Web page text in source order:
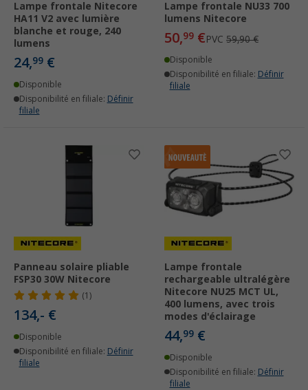
Lampe frontale Nitecore
HA11 V2 avec lumière
blanche et rouge, 240
lumens
24,99 €
Disponible
Disponibilité en filiale: Définir
filiale
Lampe frontale NU33 700
lumens Nitecore
50,99 €PVC 59,90 €
Disponible
Disponibilité en filiale: Définir
filiale
Panneau solaire pliable
FSP30 30W Nitecore
(1)
134,- €
Disponible
Disponibilité en filiale: Définir
filiale
Lampe frontale
rechargeable ultralégère
Nitecore NU25 MCT UL,
400 lumens, avec trois
modes d'éclairage
44,99 €
Disponible
Disponibilité en filiale: Définir
filiale